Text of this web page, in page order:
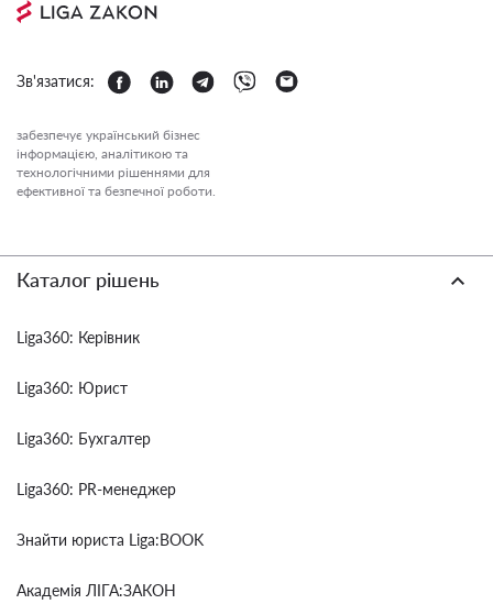
Зв'язатися:
забезпечує український бізнес
інформацією, аналітикою та
технологічними рішеннями для
ефективної та безпечної роботи.
Каталог рішень
Liga360: Керівник
Liga360: Юрист
Liga360: Бухгалтер
Liga360: PR-менеджер
Знайти юриста Liga:BOOK
Академія ЛІГА:ЗАКОН